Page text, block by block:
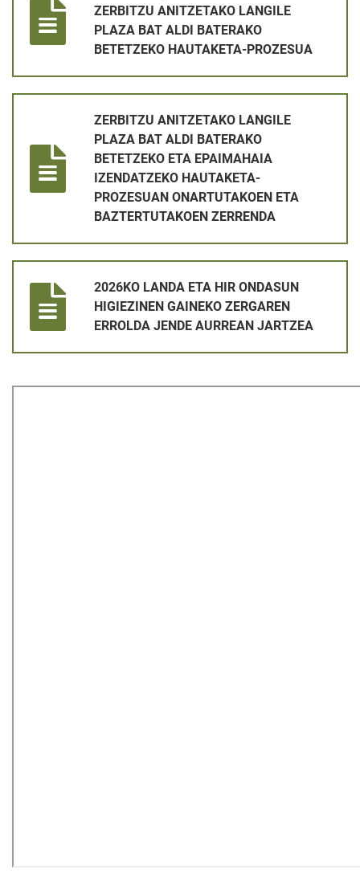
ZERBITZU ANITZETAKO LANGILE
PLAZA BAT ALDI BATERAKO
BETETZEKO HAUTAKETA-PROZESUA
ZERBITZU ANITZETAKO LANGILE
PLAZA BAT ALDI BATERAKO
BETETZEKO ETA EPAIMAHAIA
IZENDATZEKO HAUTAKETA-
PROZESUAN ONARTUTAKOEN ETA
BAZTERTUTAKOEN ZERRENDA
2026KO LANDA ETA HIR ONDASUN
HIGIEZINEN GAINEKO ZERGAREN
ERROLDA JENDE AURREAN JARTZEA